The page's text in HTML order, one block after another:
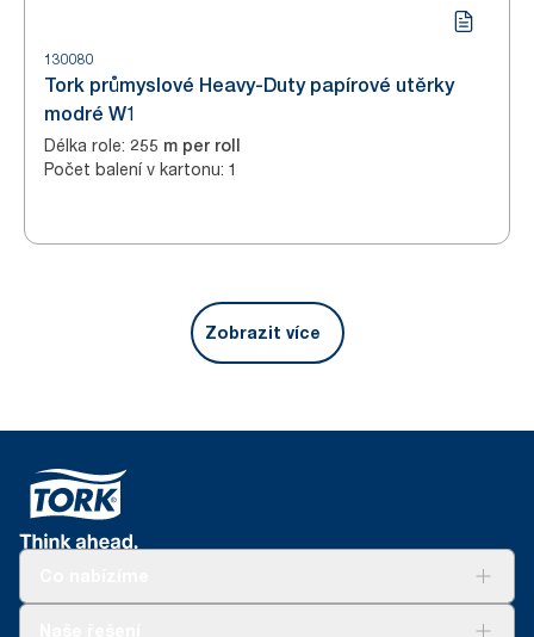
130080
Tork průmyslové Heavy-Duty papírové utěrky
modré W1
Délka role: 255 m per roll
Počet balení v kartonu: 1
Zobrazit více